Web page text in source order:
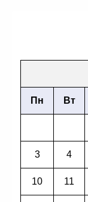
Пн Вт
3 4
10 11